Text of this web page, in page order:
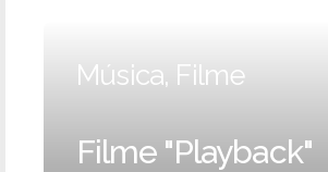
Música, Filme
Filme "Playback"